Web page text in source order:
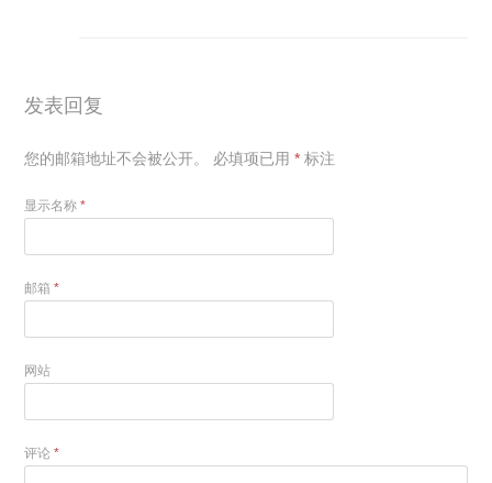
发表回复
您的邮箱地址不会被公开。 必填项已用* 标注
显示名称*
邮箱*
网站
评论*